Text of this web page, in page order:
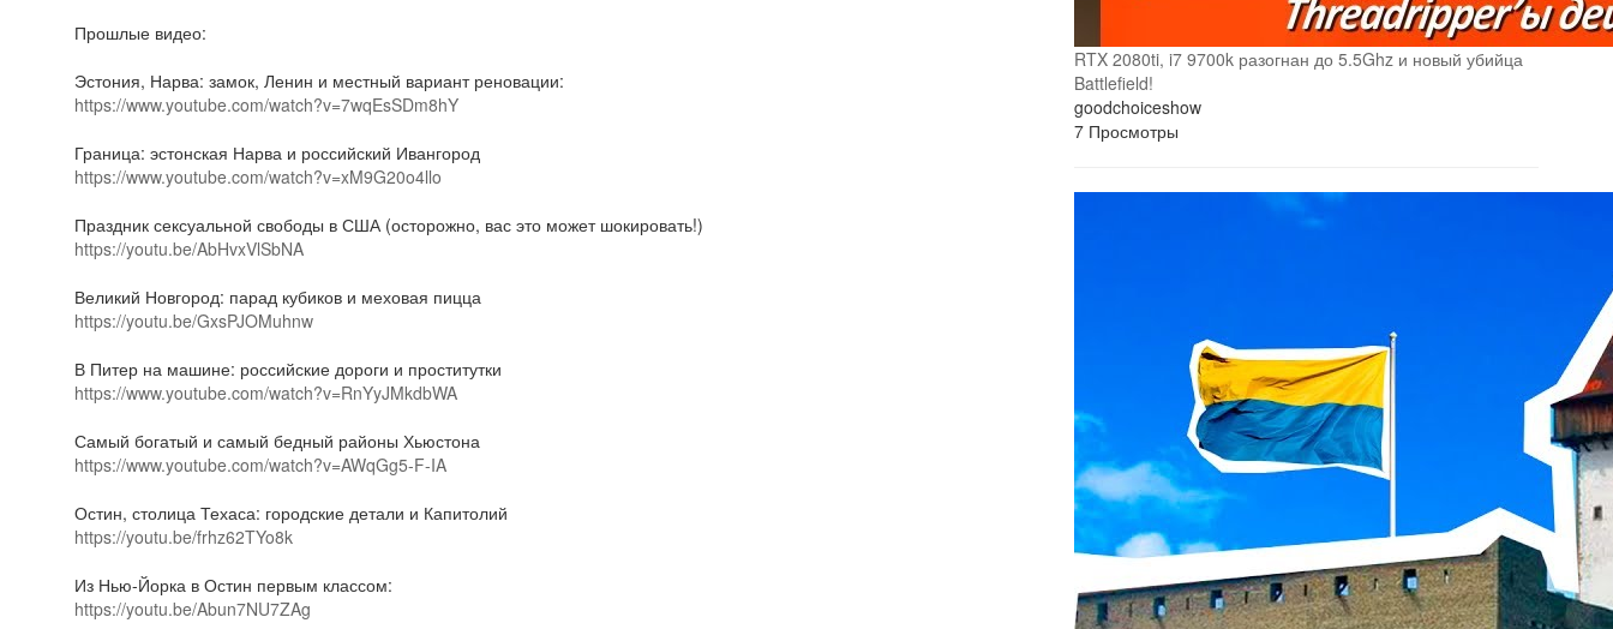
RTX 2080ti, i7 9700k разогнан до 5.5Ghz и новый убийца
Battlefield!
goodchoiceshow
7 Просмотры
Прошлые видео:
Эстония, Нарва: замок, Ленин и местный вариант реновации:
https://www.youtube.com/watch?v=7wqEsSDm8hY
Граница: эстонская Нарва и российский Ивангород
https://www.youtube.com/watch?v=xM9G20o4llo
Праздник сексуальной свободы в США (осторожно, вас это может шокировать!)
https://youtu.be/AbHvxVlSbNA
Великий Новгород: парад кубиков и меховая пицца
https://youtu.be/GxsPJOMuhnw
В Питер на машине: российские дороги и проститутки
https://www.youtube.com/watch?v=RnYyJMkdbWA
Самый богатый и самый бедный районы Хьюстона
https://www.youtube.com/watch?v=AWqGg5-F-IA
Остин, столица Техаса: городские детали и Капитолий
https://youtu.be/frhz62TYo8k
Из Нью-Йорка в Остин первым классом:
https://youtu.be/Abun7NU7ZAg